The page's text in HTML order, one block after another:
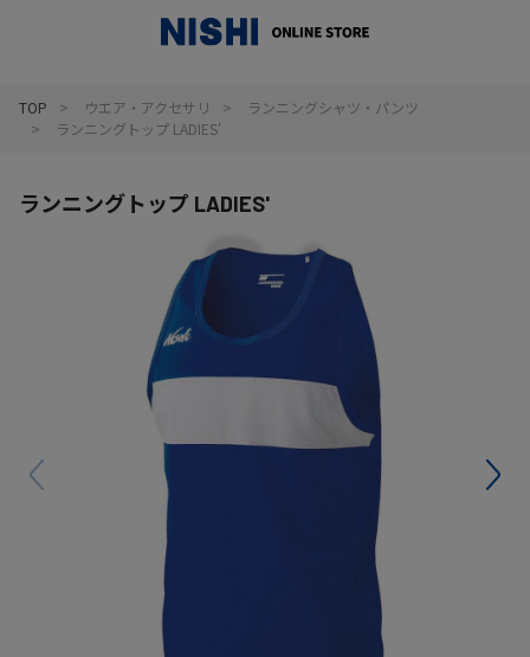
TOP ウエア・アクセサリ
ランニングシャツ・パンツ
ランニングトップ LADIES'
ランニングトップ LADIES'